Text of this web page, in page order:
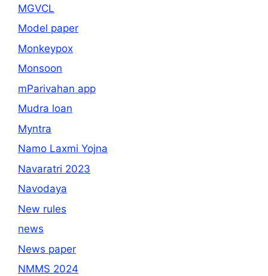
MGVCL
Model paper
Monkeypox
Monsoon
mParivahan app
Mudra loan
Myntra
Namo Laxmi Yojna
Navaratri 2023
Navodaya
New rules
news
News paper
NMMS 2024